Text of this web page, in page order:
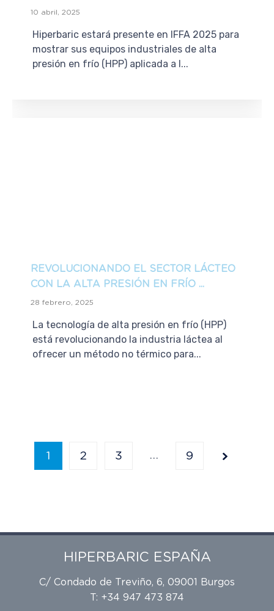
10 abril, 2025
Hiperbaric estará presente en IFFA 2025 para
mostrar sus equipos industriales de alta
presión en frío (HPP) aplicada a l...
REVOLUCIONANDO EL SECTOR LÁCTEO
CON LA ALTA PRESIÓN EN FRÍO ...
28 febrero, 2025
La tecnología de alta presión en frío (HPP)
está revolucionando la industria láctea al
ofrecer un método no térmico para...
1 2 3 … 9
HIPERBARIC ESPAÑA
C/ Condado de Treviño, 6, 09001 Burgos
T: +34 947 473 874